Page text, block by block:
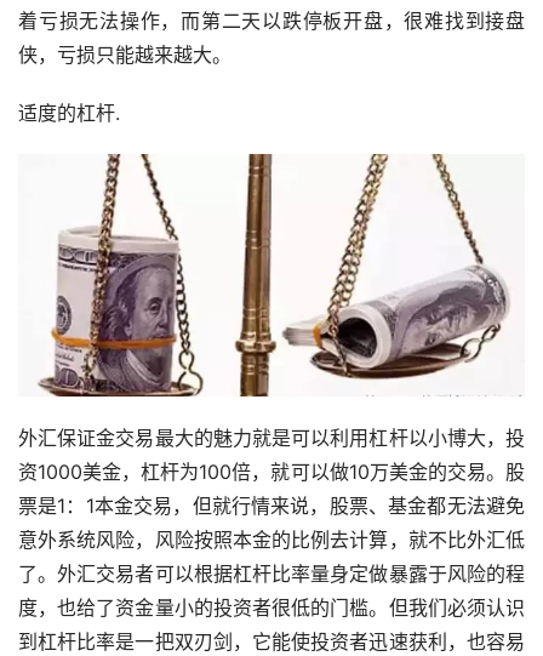
着亏损无法操作，而第二天以跌停板开盘，很难找到接盘
侠，亏损只能越来越大。
适度的杠杆.
外汇保证金交易最大的魅力就是可以利用杠杆以小博大，投
资1000美金，杠杆为100倍，就可以做10万美金的交易。股
票是1：1本金交易，但就行情来说，股票、基金都无法避免
意外系统风险，风险按照本金的比例去计算，就不比外汇低
了。外汇交易者可以根据杠杆比率量身定做暴露于风险的程
度，也给了资金量小的投资者很低的门槛。但我们必须认识
到杠杆比率是一把双刃剑，它能使投资者迅速获利，也容易